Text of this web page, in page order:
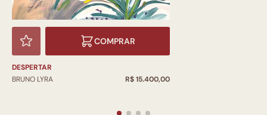
COMPRAR
DESPERTAR
BRUNO LYRA
R$ 15.400,00